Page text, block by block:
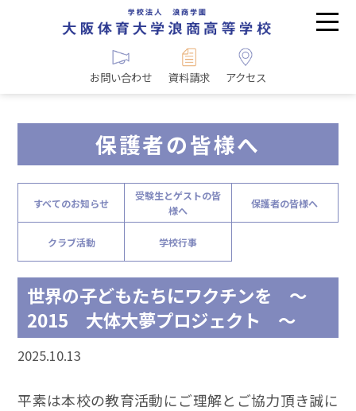
お問い合わせ 資料請求 アクセス
保護者の皆様へ
すべてのお知らせ
受験生とゲストの皆
様へ
保護者の皆様へ
クラブ活動 学校行事
世界の子どもたちにワクチンを ～
2015 大体大夢プロジェクト ～
2025.10.13
平素は本校の教育活動にご理解とご協力頂き誠に